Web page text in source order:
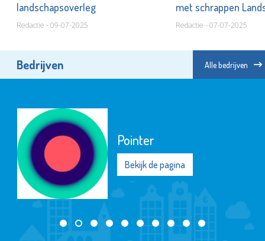
landschapsoverleg
Redactie - 09-07-2025
met schrappen
Redactie - 07-07-2025
Bedrijven Alle bedrijven
Pointer
Bekijk de pagina